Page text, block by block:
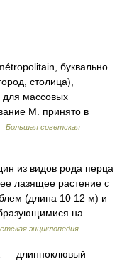
буквально
столица),
для массовых
М. принято в
Большая советская
видов рода перца
лазящее растение с
(длина 10 12 м) и
на
энциклопедия
— длинноклювый